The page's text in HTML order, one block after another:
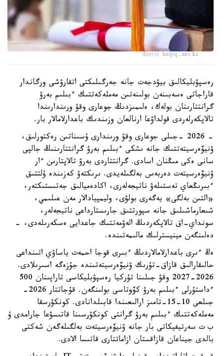
Фото: halyq-uni.kz
رەسپۋبليكالىق بيۋدجەت جانە جەرگىلىكتى اتقارۋشى ورگاندار
قاراجاتى ەسەبىنەن بولىنەتىن مەملەكەتتىك ءبىلىم بەرۋ
گرانتتارىنان بولەك، ەلىمىزدىڭ جوعارى وقۋ ورىندارىندا
تالاپكەرلەردى قولداۋعا ارنالعان وزىندىك باعدارلامالار بار.
- 2026 -جىلى جوعارى وقۋ ورىندارى ۇسىناتىن رەكتورلىق،
ۋنيۆەرسيتەتتىك جانە ىشكى ءبىلىم بەرۋ گرانتتارىنىڭ جالپى
سانى ەكى مىڭنان اسادى. گرانتتاردى بەرۋ تالاپتارىن ءار
ۋنيۆەرسيتەت دەربەس بەلگىلەيدى. ىرىكتەۋ كەزىندە ۇلتتىق
ءبىرىڭعاي تەستىلەۋ ناتيجەلەرى، اكادەميالىق جەتىستىكتەر،
«التىن بەلگى» يەگەرى بولۋى، وليمپيادالار مەن عىلىمي،
شىعارماشىلىق جانە سپورتتىق جارىستارداعى ناتيجەلەر،
سونداي-اق تالاپكەردىڭ الەۋمەتتىك جاعدايى ەسكەرىلەدى، -
دەلىنگەن مينيسترلىك مالىمەتىندە.
ەڭ ءىرى باعدارلامالاردىڭ ءبىرى قوجا احمەت ياساۋي اتىنداعى
حالىقارالىق قازاق-تۇرىك ۋنيۆەرسيتەتىندە جۇزەگە اسىرىلادى.
2026-2027 وقۋ جىلىنا تۇركيا رەسپۋبليكاسى تاراپىنان 500
ءداستۇرلى ءبىلىم بەرۋ كۆوتاسى بولىنگەن. قۇجاتتار 2026-
جىلعى 10-15-تامىز ارالىعىندا قابىلدانادى. كونكۋرسقا
مەملەكەتتىك ءبىلىم بەرۋ گرانتى كونكۋرسىنا قاتىسۋعا جارامدى ۇ
ب ت سەرتيفيكاتى بار جانە ۋنيۆەرسيتەت بەلگىلەگەن شەكتى
بالدى جيناعان قازاقستان ازاماتتارى قاتىسا الادى.